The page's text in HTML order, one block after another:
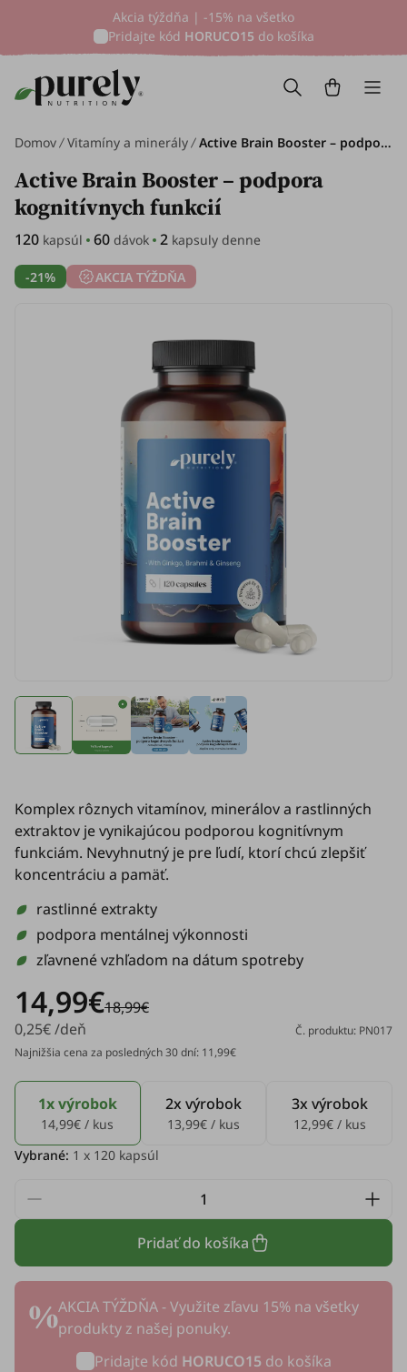
Akcia týždňa | -15% na všetko
Pridajte kód HORUCO15 do košíka
Domov Vitamíny a minerály Active Brain Booster – podpora kognitívnych funkcií, 120 kapsúl
Active Brain Booster – podpora
kognitívnych funkcií
120 kapsúl 60 dávok 2 kapsuly denne
-21% AKCIA TÝŽDŇA
Komplex rôznych vitamínov, minerálov a rastlinných
extraktov je vynikajúcou podporou kognitívnym
funkciám. Nevyhnutný je pre ľudí, ktorí chcú zlepšiť
koncentráciu a pamäť.
rastlinné extrakty
podpora mentálnej výkonnosti
zľavnené vzhľadom na dátum spotreby
14,99€18,99€
0,25€ /deň
Č. produktu: PN017
Najnižšia cena za posledných 30 dní: 11,99€
1x výrobok
14,99€ / kus
2x výrobok
13,99€ / kus
3x výrobok
12,99€ / kus
Vybrané: 1 x 120 kapsúl
Pridať do košíka
AKCIA TÝŽDŇA - Využite zľavu 15% na všetky
produkty z našej ponuky.
Pridajte kód HORUCO15 do košíka